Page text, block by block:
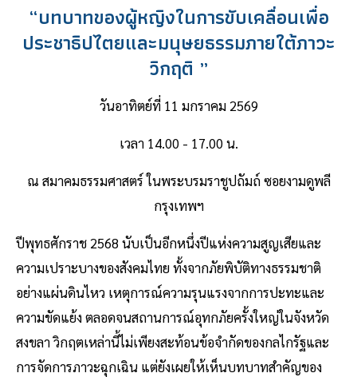
“บทบาทของผู้หญิงในการขับเคลื่อนเพื่อ
ประชาธิปไตยและมนุษยธรรมภายใต้ภาวะ
วิกฤติ ”
วันอาทิตย์ที่ 11 มกราคม 2569
เวลา 14.00 - 17.00 น.
ณ สมาคมธรรมศาสตร์ ในพระบรมราชูปถัมถ์ ซอยงามดูพลี
กรุงเทพฯ
ปีพุทธศักราช 2568 นับเป็นอีกหนึ่งปีแห่งความสูญเสียและ
ความเปราะบางของสังคมไทย ทั้งจากภัยพิบัติทางธรรมชาติ
อย่างแผ่นดินไหว เหตุการณ์ความรุนแรงจากการปะทะและ
ความขัดแย้ง ตลอดจนสถานการณ์อุทกภัยครั้งใหญ่ในจังหวัด
สงขลา วิกฤตเหล่านี้ไม่เพียงสะท้อนข้อจำกัดของกลไกรัฐและ
การจัดการภาวะฉุกเฉิน แต่ยังเผยให้เห็นบทบาทสำคัญของ